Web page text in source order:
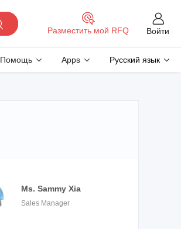
Разместить мой RFQ Войти
Помощь Apps Русский язык
Ms. Sammy Xia
Sales Manager